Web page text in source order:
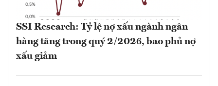
SSI Research: Tỷ lệ nợ xấu ngành ngân
hàng tăng trong quý 2/2026, bao phủ nợ
xấu giảm